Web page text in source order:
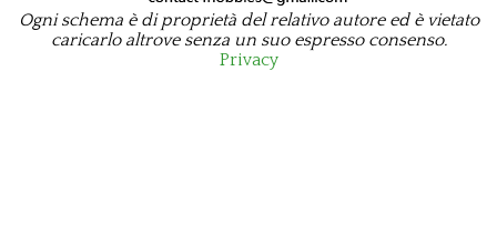
Ogni schema è di proprietà del relativo autore ed è vietato
caricarlo altrove senza un suo espresso consenso.
Privacy